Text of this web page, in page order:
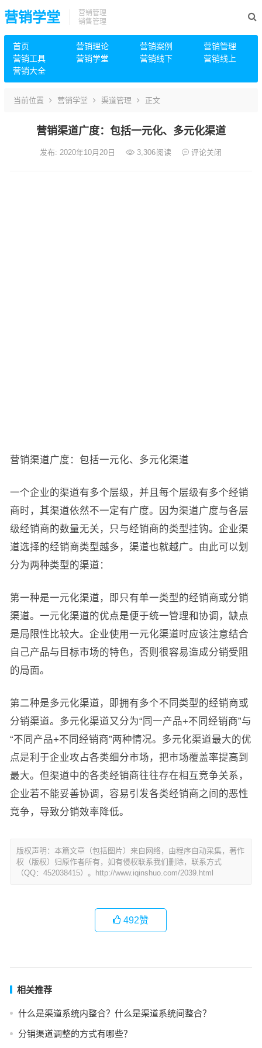
营销学堂
营销管理
销售管理
首页 营销理论 营销案例
营销管理
营销工具
营销学堂 营销线下
营销线上
营销大全
当前位置 营销学堂 渠道管理 正文
营销渠道广度：包括一元化、多元化渠道
发布: 2020年10月20日 3,306阅读 评论关闭
营销渠道广度：包括一元化、多元化渠道
一个企业的渠道有多个层级，并且每个层级有多个经销
商时，其渠道依然不一定有广度。因为渠道广度与各层
级经销商的数量无关，只与经销商的类型挂钩。企业渠
道选择的经销商类型越多，渠道也就越广。由此可以划
分为两种类型的渠道：
第一种是一元化渠道，即只有单一类型的经销商或分销
渠道。一元化渠道的优点是便于统一管理和协调，缺点
是局限性比较大。企业使用一元化渠道时应该注意结合
自己产品与目标市场的特色，否则很容易造成分销受阻
的局面。
第二种是多元化渠道，即拥有多个不同类型的经销商或
分销渠道。多元化渠道又分为“同一产品+不同经销商”与
“不同产品+不同经销商”两种情况。多元化渠道最大的优
点是利于企业攻占各类细分市场，把市场覆盖率提高到
最大。但渠道中的各类经销商往往存在相互竞争关系，
企业若不能妥善协调，容易引发各类经销商之间的恶性
竞争，导致分销效率降低。
版权声明：本篇文章（包括图片）来自网络，由程序自动采集，著作
权（版权）归原作者所有，如有侵权联系我们删除，联系方式
（QQ：452038415）。http://www.iqinshuo.com/2039.html
492赞
相关推荐
什么是渠道系统内整合？什么是渠道系统间整合？
分销渠道调整的方式有哪些？